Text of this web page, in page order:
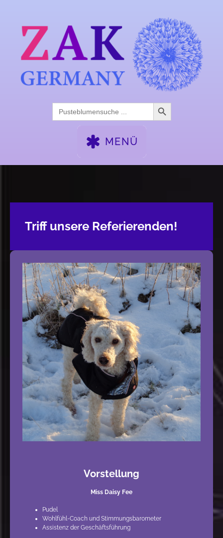
Search
for:
Search Button
MENÜ
Triff unsere Referierenden!
Vorstellung
Miss Daisy Fee
Pudel
Wohlfühl-Coach und Stimmungsbarometer
Assistenz der Geschäftsführung